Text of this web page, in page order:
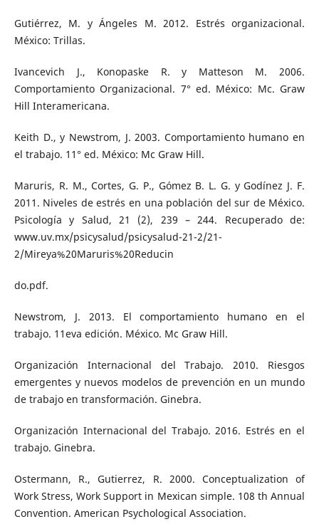
Gutiérrez, M. y Ángeles M. 2012. Estrés organizacional.
México: Trillas.
Ivancevich J., Konopaske R. y Matteson M. 2006.
Comportamiento Organizacional. 7° ed. México: Mc. Graw
Hill Interamericana.
Keith D., y Newstrom, J. 2003. Comportamiento humano en
el trabajo. 11° ed. México: Mc Graw Hill.
Maruris, R. M., Cortes, G. P., Gómez B. L. G. y Godínez J. F.
2011. Niveles de estrés en una población del sur de México.
Psicología y Salud, 21 (2), 239 – 244. Recuperado de:
www.uv.mx/psicysalud/psicysalud-21-2/21-
2/Mireya%20Maruris%20Reducin
do.pdf.
Newstrom, J. 2013. El comportamiento humano en el
trabajo. 11eva edición. México. Mc Graw Hill.
Organización Internacional del Trabajo. 2010. Riesgos
emergentes y nuevos modelos de prevención en un mundo
de trabajo en transformación. Ginebra.
Organización Internacional del Trabajo. 2016. Estrés en el
trabajo. Ginebra.
Ostermann, R., Gutierrez, R. 2000. Conceptualization of
Work Stress, Work Support in Mexican simple. 108 th Annual
Convention. American Psychological Association.